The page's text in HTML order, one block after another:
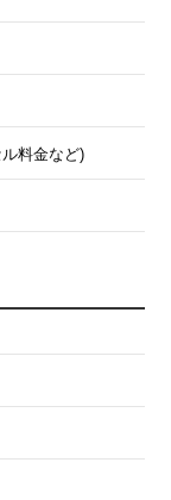
料金など)